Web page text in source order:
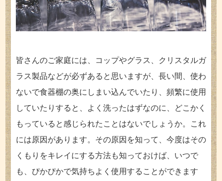
皆さんのご家庭には、コップやグラス、クリスタルガ
ラス製品などが必ずあると思いますが、長い間、使わ
ないで食器棚の奥にしまい込んでいたり、頻繁に使用
していたりすると、よく洗ったはずなのに、どこかく
もっていると感じられたことはないでしょうか。これ
には原因があります。その原因を知って、今度はその
くもりをキレイにする方法も知っておけば、いつで
も、ぴかぴかで気持ちよく使用することができます